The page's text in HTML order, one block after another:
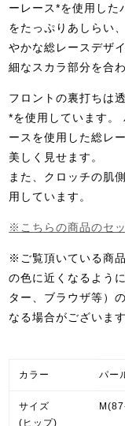
ーレース*を使用した
をたっぷりあしらい
やかな総レースデザ
細なスカラ部分を合
フロントの裏打ちは
*を使用しています。
ースを使用した総レ
美しく見せます。
また、クロッチの肌
用しています。
※こちらの商品のセ
※ご覧頂いている商
の色に近くなるよう
ター、ブラウザ等）
なる場合がございま
カラー パー
サイズ
(ヒップ)